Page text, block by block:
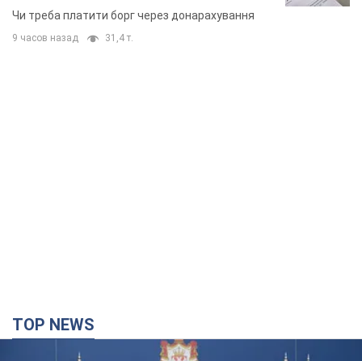
неочікуване рішення
Чи треба платити борг через донарахування
9 часов назад 31,4 т.
TOP NEWS